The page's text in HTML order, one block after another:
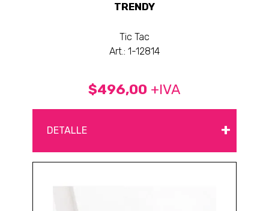
TRENDY
Tic Tac
Art.: 1-12814
$496,00 +IVA
DETALLE +